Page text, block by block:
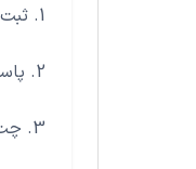
1. ثبت استعلام قیمت توسط خریدار: شما می‌توانید با ثبت استعلام در
2. پاسخ‌گویی فروشندگان: فروشندگان آهن‌آلات به استعلام شما پاسخ می‌دهند و قیمت، موجودی و شرایط فروش خود را ارائه می‌کنند.
3. چت آنلاین برای گفتگو: خریدار و فروشنده می‌توانند از طریق